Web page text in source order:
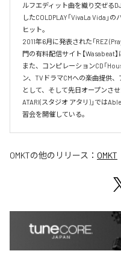
ルフエディット曲を織り交ぜる
したCOLDPLAY「VivaLa Vida」
ヒット。
2011年6月に発表された「REZ
門の有料配信サイト【Wasabeat
また、コンピレーションCD「
ン、TVドラマCMへの楽曲提供
として、そして先日オープンさ
ATARI(スタジオ アタリ)」では
習会を開催している。
OMKTの他のリリース： OMKT